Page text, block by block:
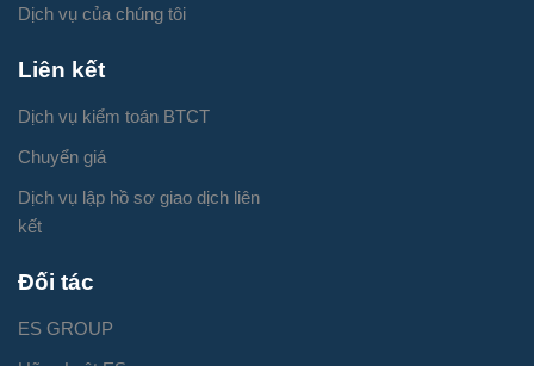
Dịch vụ của chúng tôi
Liên kết
Dịch vụ kiểm toán BTCT
Chuyển giá
Dịch vụ lập hồ sơ giao dịch liên
kết
Đối tác
ES GROUP